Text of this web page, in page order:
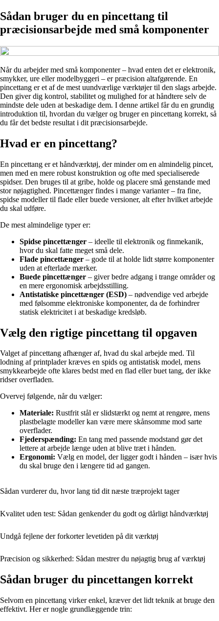
Sådan bruger du en pincettang til
præcisionsarbejde med små komponenter
Når du arbejder med små komponenter – hvad enten det er elektronik,
smykker, ure eller modelbyggeri – er præcision altafgørende. En
pincettang er et af de mest uundværlige værktøjer til den slags arbejde.
Den giver dig kontrol, stabilitet og mulighed for at håndtere selv de
mindste dele uden at beskadige dem. I denne artikel får du en grundig
introduktion til, hvordan du vælger og bruger en pincettang korrekt, så
du får det bedste resultat i dit præcisionsarbejde.
Hvad er en pincettang?
En pincettang er et håndværktøj, der minder om en almindelig pincet,
men med en mere robust konstruktion og ofte med specialiserede
spidser. Den bruges til at gribe, holde og placere små genstande med
stor nøjagtighed. Pincettænger findes i mange varianter – fra fine,
spidse modeller til flade eller buede versioner, alt efter hvilket arbejde
du skal udføre.
De mest almindelige typer er:
Spidse pincettænger – ideelle til elektronik og finmekanik,
hvor du skal fatte meget små dele.
Flade pincettænger – gode til at holde lidt større komponenter
uden at efterlade mærker.
Buede pincettænger – giver bedre adgang i trange områder og
en mere ergonomisk arbejdsstilling.
Antistatiske pincettænger (ESD) – nødvendige ved arbejde
med følsomme elektroniske komponenter, da de forhindrer
statisk elektricitet i at beskadige kredsløb.
Vælg den rigtige pincettang til opgaven
Valget af pincettang afhænger af, hvad du skal arbejde med. Til
lodning af printplader kræves en spids og antistatisk model, mens
smykkearbejde ofte klares bedst med en flad eller buet tang, der ikke
ridser overfladen.
Overvej følgende, når du vælger:
Materiale: Rustfrit stål er slidstærkt og nemt at rengøre, mens
plastbelagte modeller kan være mere skånsomme mod sarte
overflader.
Fjederspænding: En tang med passende modstand gør det
lettere at arbejde længe uden at blive træt i hånden.
Ergonomi: Vælg en model, der ligger godt i hånden – især hvis
du skal bruge den i længere tid ad gangen.
Sådan vurderer du, hvor lang tid dit næste træprojekt tager
Kvalitet uden test: Sådan genkender du godt og dårligt håndværktøj
Undgå fejlene der forkorter levetiden på dit værktøj
Præcision og sikkerhed: Sådan mestrer du nøjagtig brug af værktøj
Sådan bruger du pincettangen korrekt
Selvom en pincettang virker enkel, kræver det lidt teknik at bruge den
effektivt. Her er nogle grundlæggende trin: